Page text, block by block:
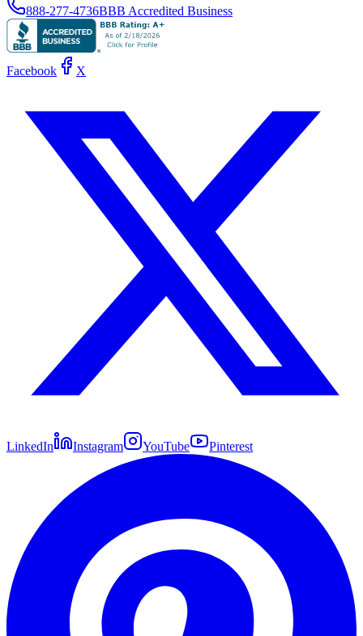
888-277-4736BBB Accredited Business
Facebook X
LinkedIn Instagram YouTube Pinterest